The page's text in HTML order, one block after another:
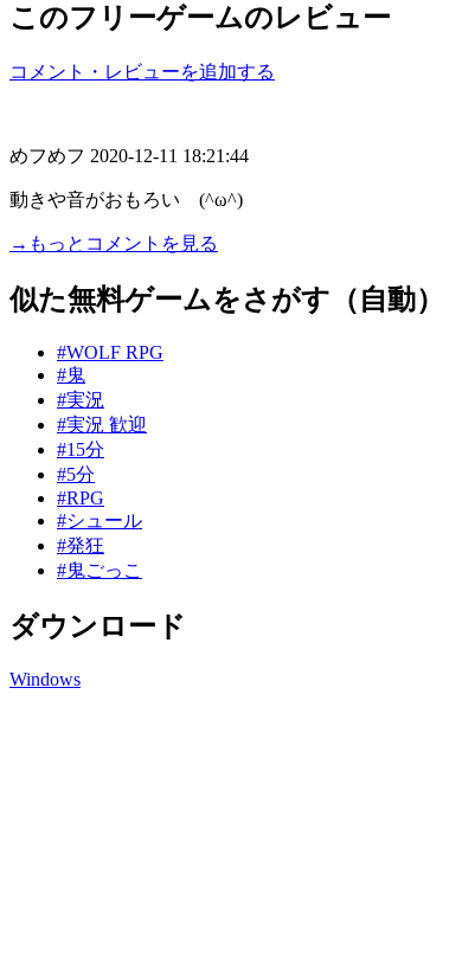
このフリーゲームのレビュー
コメント・レビューを追加する
めフめフ 2020-12-11 18:21:44
動きや音がおもろい (^ω^)
→もっとコメントを見る
似た無料ゲームをさがす（自動）
#WOLF RPG
#鬼
#実況
#実況 歓迎
#15分
#5分
#RPG
#シュール
#発狂
#鬼ごっこ
ダウンロード
Windows